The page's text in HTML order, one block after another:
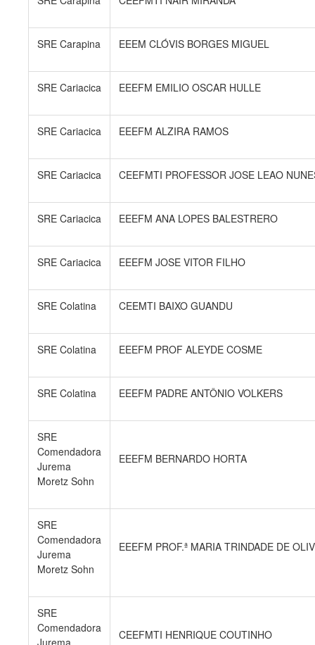
SRE Carapina EEEM CLÓVIS BORGES MIGUEL
SRE Cariacica EEEFM EMILIO OSCAR HULLE
SRE Cariacica EEEFM ALZIRA RAMOS
SRE Cariacica CEEFMTI PROFESSOR JOSE LEAO
SRE Cariacica EEEFM ANA LOPES BALESTRERO
SRE Cariacica EEEFM JOSE VITOR FILHO
SRE Colatina CEEMTI BAIXO GUANDU
SRE Colatina EEEFM PROF ALEYDE COSME
SRE Colatina EEEFM PADRE ANTÔNIO VOLKERS
SRE
Comendadora
Jurema
Moretz Sohn
EEEFM BERNARDO HORTA
SRE
Comendadora
Jurema
Moretz Sohn
EEEFM PROF.ª MARIA TRINDADE DE
SRE
Comendadora
CEEFMTI HENRIQUE COUTINHO